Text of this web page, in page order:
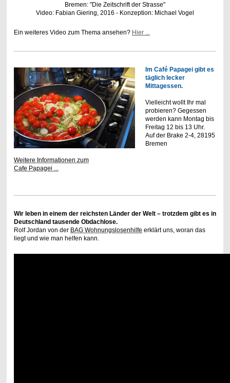
Bremen: "Die Zeitschrift der Strasse"
Video: Fabian Giering, 2016 - Konzeption: Michael Vogel
Ein weiteres Video zum Thema ansehen? Hier ...
Im Café Papagei gibt es
täglich lecker
Mittagessen.
Vielleicht wollt Ihr mal
probieren? Gegessen
werden kann Montag bis
Freitag 12 bis 13 Uhr.
Auf der Brake 2-4, 28195
Bremen
Weitere Informationen zum
Cafe Papagei ...
Wir leben in einem der reichsten Länder der Welt – trotzdem gibt es in
Deutschland tausende Obdachlose.
Rolf Jordan von der BAG Wohnungslosenhilfe erklärt uns, woran das
liegt und wie man helfen kann.